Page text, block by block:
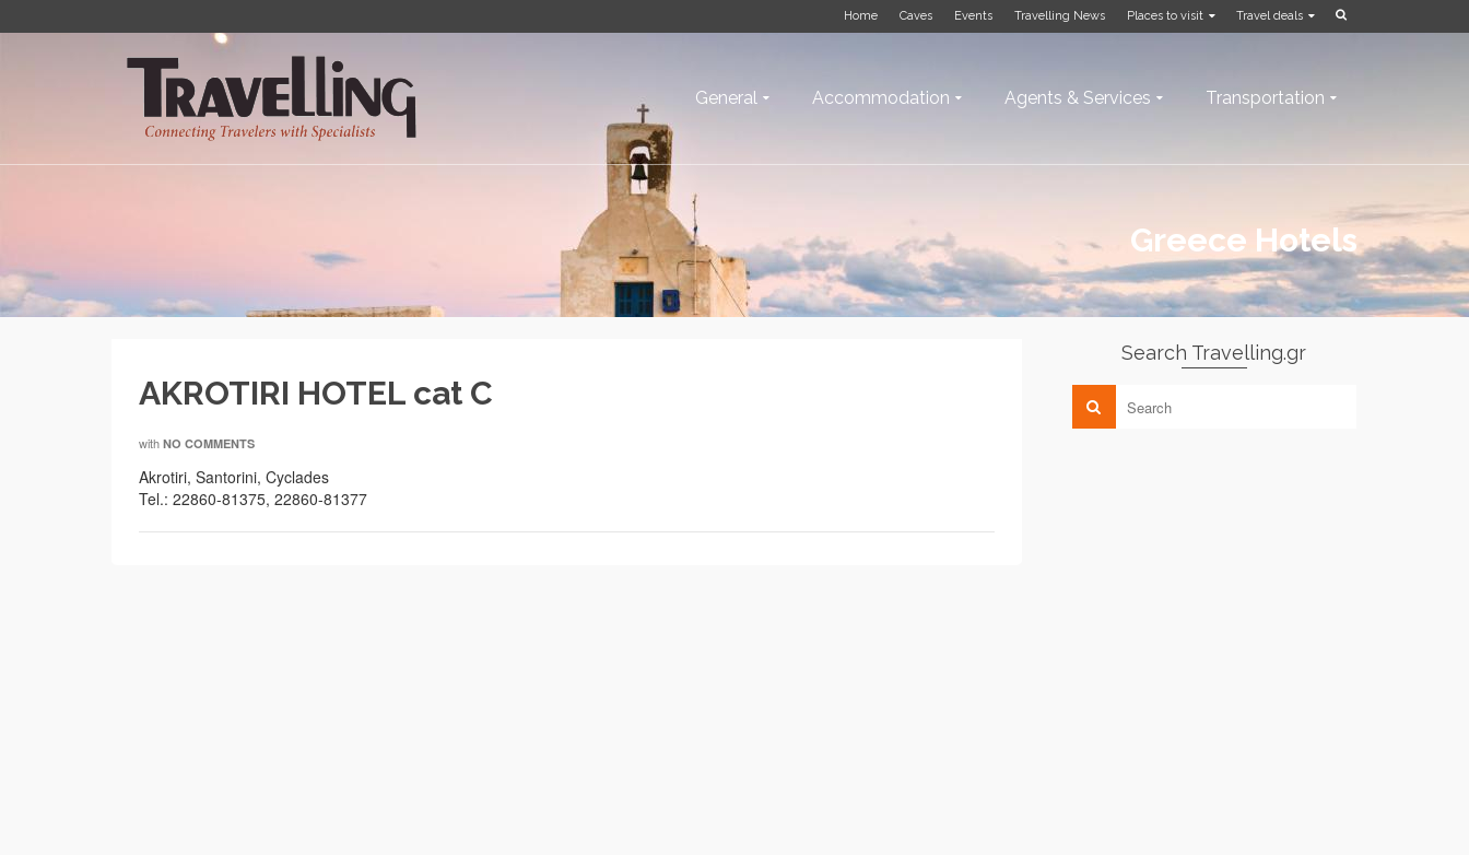
Home Caves Events Travelling News Places to visit Travel deals
General Accommodation Agents & Services Transportation
Greece Hotels
AKROTIRI HOTEL cat C
with NO COMMENTS
Akrotiri, Santorini, Cyclades
Tel.: 22860-81375, 22860-81377
Search Travelling.gr